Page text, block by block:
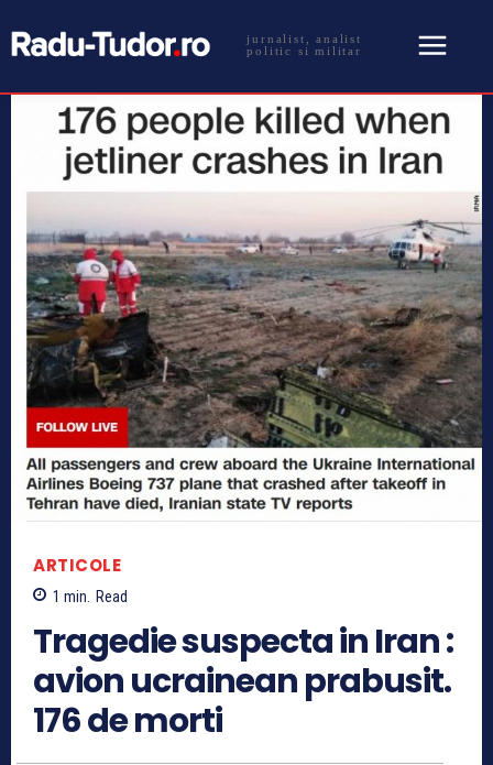
jurnalist, analist
politic si militar
ARTICOLE
1 min. Read
Tragedie suspecta in Iran :
avion ucrainean prabusit.
176 de morti